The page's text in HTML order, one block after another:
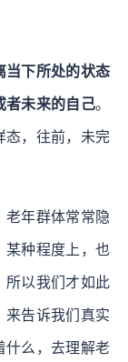
当下所处的状态
者未来的自己。
态，往前，未完
老年群体常常隐
某种程度上，也
所以我们才如此
来告诉我们真实
什么，去理解老